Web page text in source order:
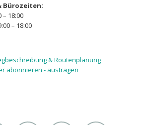
Bürozeiten:
– 18:00
– 18:00
& Routenplanung
abonnieren - austragen